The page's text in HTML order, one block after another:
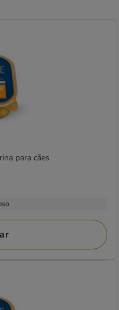
para cães